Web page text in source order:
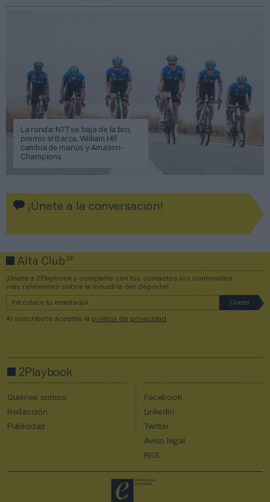
La ronda: NTT se baja de la bici,
premio al Barça, William Hill
cambia de manos y Amazon-
Champions
¡Únete a la conversación!
Alta Club2P
¡Únete a 2Playbook y comparte con tus contactos los contenidos
más relevantes sobre la industria del deporte!
Al suscribirte aceptas la política de privacidad
2Playbook
Quiénes somos
Redacción
Publicidad
Facebook
Linkedin
Twitter
Aviso legal
RSS